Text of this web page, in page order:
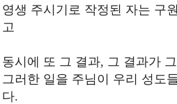
영생 주시기로 작정된 자는 구
고
동시에 또 그 결과, 그 결과가
그러한 일을 주님이 우리 성도
다.